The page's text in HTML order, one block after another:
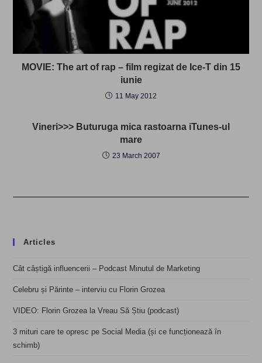
MOVIE: The art of rap – film regizat de Ice-T din 15
iunie
11 May 2012
Vineri>>> Buturuga mica rastoarna iTunes-ul
mare
23 March 2007
Articles
Cât câștigă influencerii – Podcast Minutul de Marketing
Celebru și Părinte – interviu cu Florin Grozea
VIDEO: Florin Grozea la Vreau Să Știu (podcast)
3 mituri care te opresc pe Social Media (și ce funcționează în
schimb)